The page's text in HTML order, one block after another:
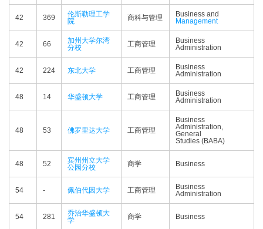
42 369
伦斯勒理工学
院
商科与管理
Business and
Management
42 66
加州大学尔湾
分校
工商管理
Business
Administration
42 224 东北大学 工商管理
Business
Administration
48 14 华盛顿大学 工商管理
Business
Administration
48 53 佛罗里达大学 工商管理
Business
Administration,
General
Studies (BABA)
48 52
宾州州立大学
公园分校
商学 Business
54 - 佩伯代因大学 工商管理
Business
Administration
54 281
乔治华盛顿大
学
商学 Business